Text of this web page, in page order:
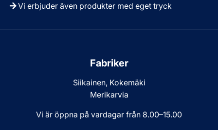
Vi erbjuder även produkter med eget tryck
Fabriker
Siikainen, Kokemäki
Merikarvia
Vi är öppna på vardagar från 8.00–15.00